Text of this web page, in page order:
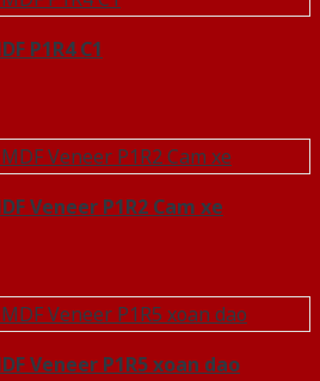
P1R4 C1
Veneer P1R2 Cam xe
Veneer P1R5 xoan dao